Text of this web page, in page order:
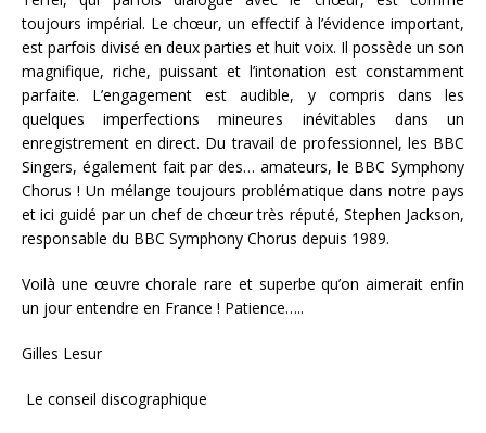
toujours impérial. Le chœur, un effectif à l’évidence important,
est parfois divisé en deux parties et huit voix. Il possède un son
magnifique, riche, puissant et l’intonation est constamment
parfaite. L’engagement est audible, y compris dans les
quelques imperfections mineures inévitables dans un
enregistrement en direct. Du travail de professionnel, les BBC
Singers, également fait par des… amateurs, le BBC Symphony
Chorus ! Un mélange toujours problématique dans notre pays
et ici guidé par un chef de chœur très réputé, Stephen Jackson,
responsable du BBC Symphony Chorus depuis 1989.
Voilà une œuvre chorale rare et superbe qu’on aimerait enfin
un jour entendre en France ! Patience…..
Gilles Lesur
Le conseil discographique